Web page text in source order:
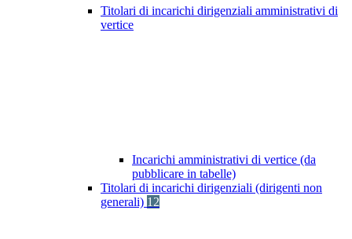
Titolari di incarichi dirigenziali amministrativi di
vertice
Incarichi amministrativi di vertice (da
pubblicare in tabelle)
Titolari di incarichi dirigenziali (dirigenti non
generali) 12